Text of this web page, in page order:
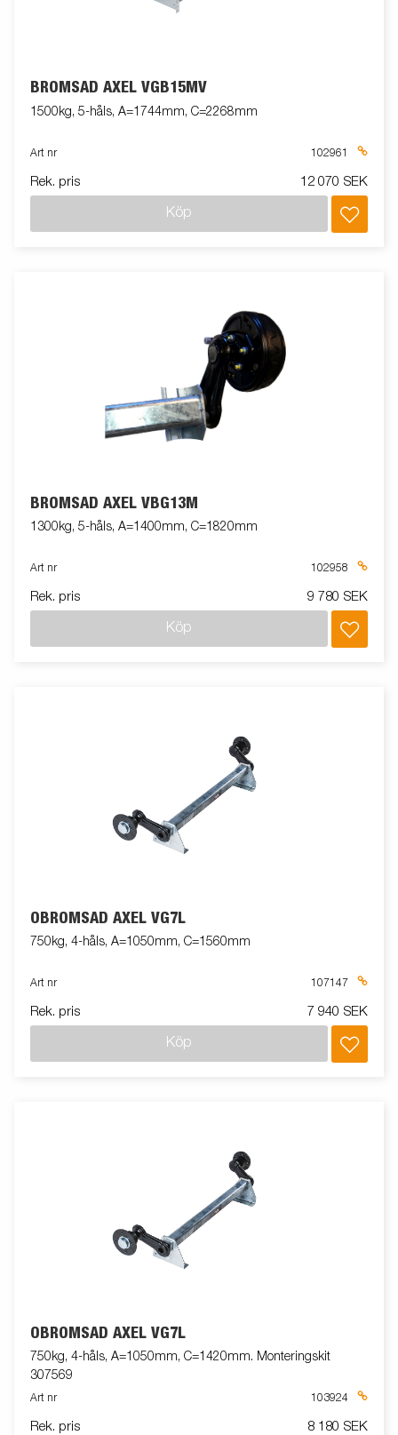
BROMSAD AXEL VGB15MV
1500kg, 5-håls, A=1744mm, C=2268mm
Art nr 102961
Rek. pris 12 070 SEK
Köp
BROMSAD AXEL VBG13M
1300kg, 5-håls, A=1400mm, C=1820mm
Art nr 102958
Rek. pris 9 780 SEK
Köp
OBROMSAD AXEL VG7L
750kg, 4-håls, A=1050mm, C=1560mm
Art nr 107147
Rek. pris 7 940 SEK
Köp
OBROMSAD AXEL VG7L
750kg, 4-håls, A=1050mm, C=1420mm. Monteringskit
307569
Art nr 103924
Rek. pris 8 180 SEK